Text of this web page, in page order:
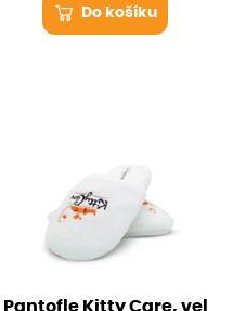
Do košíku
Pantofle Kitty Care, vel